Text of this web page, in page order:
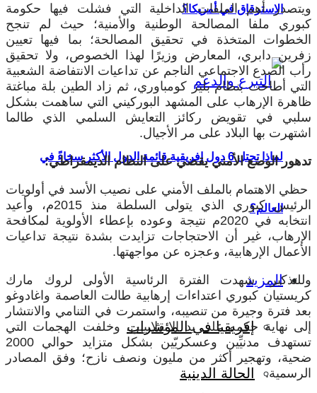
الاسترقاق في أمريكا؟
لماذا تحتل 6 دول إفريقية قائمة الدول الأكثر سخاءً في
العالم؟
المزيد
إفريقيا في المؤشرات
الحالة الدينية
ويتصدر أهم الملفات الداخلية التي فشلت فيها حكومة
كبوري ملفا المصالحة الوطنية والأمنية؛ حيث لم تنجح
الخطوات المتخذة في تحقيق المصالحة؛ بما فيها تعيين
زفرين دابري، المعارض وزيرًا لهذا الخصوص، ولا تحقيق
رأب الصدع الاجتماعي الناجم عن تداعيات الانتفاضة الشعبية
التي أطاحت بنظام بليز كومباوري، ثم زاد الطين بلة مباغتة
ظاهرة الإرهاب على المشهد البوركيني التي ساهمت بشكل
سلبي في تقويض ركائز التعايش السلمي الذي طالما
اشتهرت بها البلاد على مر الأجيال.
تدهور الوضع الأمني يقضي على النظام الديمقراطي:
حظي الاهتمام بالملف الأمني على نصيب الأسد في أولويات
الرئيس كبوري الذي يتولى السلطة منذ 2015م، وأعيد
انتخابه في 2020م نتيجة وعوده بإعطاء الأولوية لمكافحة
الإرهاب، غير أن الاحتجاجات تزايدت بشدة نتيجة تداعيات
الأعمال الإرهابية، وعجزه عن مواجهتها.
وللتذكير، شهدت الفترة الرئاسية الأولى لروك مارك
كريستيان كبوري اعتداءات إرهابية طالت العاصمة واغادوغو
بعد فترة وجيرة من تنصيبه، واستمرت في التنامي والانتشار
إلى نهاية حكمه على يد الانقلابيين، وخلفت الهجمات التي
تستهدف مدنيِّين وعسكريّين بشكل متزايد حوالي 2000
ضحية، وتهجير أكثر من مليون ونصف نازح؛ وفق المصادر
الرسمية.